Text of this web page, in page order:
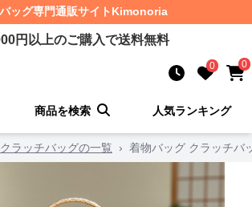
ッグ専門通販サイト Kimonoria
円以上のご購入で送料無料
0 0
商品を検索 人気ランキング
クラッチバッグの一覧 › 着物バッグ クラッチバ